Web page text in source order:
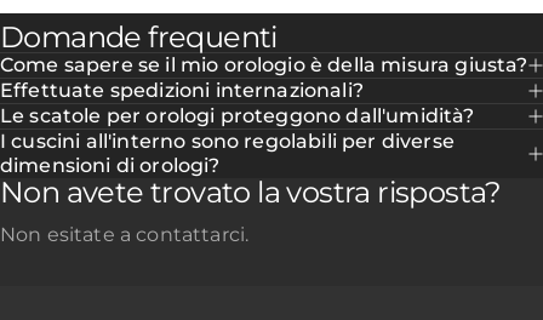
Domande frequenti
Come sapere se il mio orologio è della misura giusta?
Effettuate spedizioni internazionali?
Le scatole per orologi proteggono dall'umidità?
I cuscini all'interno sono regolabili per diverse
dimensioni di orologi?
Non avete trovato la vostra risposta?
Non esitate a contattarci.